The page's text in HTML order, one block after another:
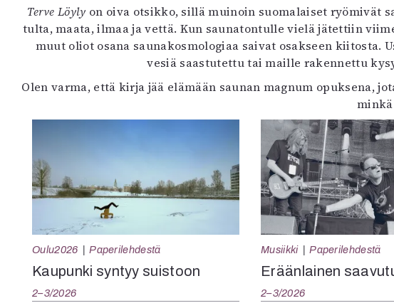
Terve Löyly on oiva otsikko, sillä muinoin suomalaiset ryömivät
tulta, maata, ilmaa ja vettä. Kun saunatontulle vielä jätettiin
muut oliot osana saunakosmologiaa saivat osakseen
vesiä saastutettu tai maille rakennettu
Olen varma, että kirja jää elämään saunan magnum opuksena,
Oulu2026 Paperilehdestä
Kaupunki syntyy suistoon
2–3/2026
Musiikki Paperilehdestä
Eräänlainen
2–3/2026